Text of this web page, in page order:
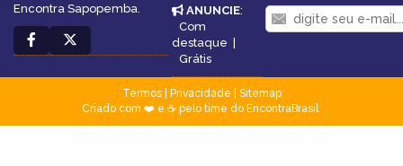
Encontra Sapopemba.
ANUNCIE:
Com
destaque |
Grátis
Termos| Privacidade
Sitemap
Criado com ❤️ e ☕ pelo time do EncontraBrasil